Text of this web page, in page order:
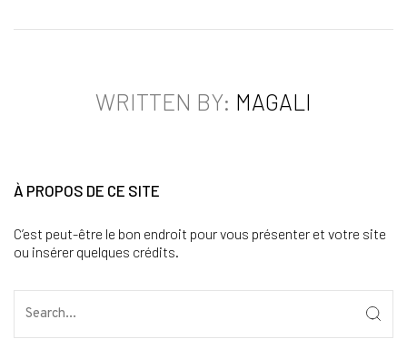
WRITTEN BY: MAGALI
À PROPOS DE CE SITE
C’est peut-être le bon endroit pour vous présenter et votre site
ou insérer quelques crédits.